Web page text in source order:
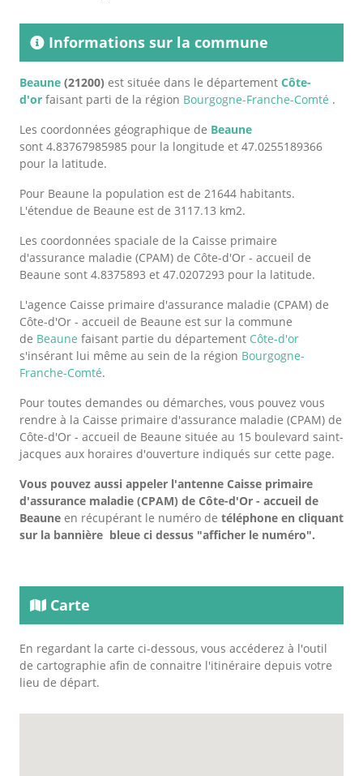
Informations sur la commune
Beaune (21200) est située dans le département Côte-
d'or faisant parti de la région Bourgogne-Franche-Comté .
Les coordonnées géographique de Beaune
sont 4.83767985985 pour la longitude et 47.0255189366
pour la latitude.
Pour Beaune la population est de 21644 habitants.
L'étendue de Beaune est de 3117.13 km2.
Les coordonnées spaciale de la Caisse primaire
d'assurance maladie (CPAM) de Côte-d'Or - accueil de
Beaune sont 4.8375893 et 47.0207293 pour la latitude.
L'agence Caisse primaire d'assurance maladie (CPAM) de
Côte-d'Or - accueil de Beaune est sur la commune
de Beaune faisant partie du département Côte-d'or
s'insérant lui même au sein de la région Bourgogne-
Franche-Comté.
Pour toutes demandes ou démarches, vous pouvez vous
rendre à la Caisse primaire d'assurance maladie (CPAM) de
Côte-d'Or - accueil de Beaune située au 15 boulevard saint-
jacques aux horaires d'ouverture indiqués sur cette page.
Vous pouvez aussi appeler l'antenne Caisse primaire
d'assurance maladie (CPAM) de Côte-d'Or - accueil de
Beaune en récupérant le numéro de téléphone en cliquant
sur la bannière bleue ci dessus "afficher le numéro".
Carte
En regardant la carte ci-dessous, vous accéderez à l'outil
de cartographie afin de connaitre l'itinéraire depuis votre
lieu de départ.